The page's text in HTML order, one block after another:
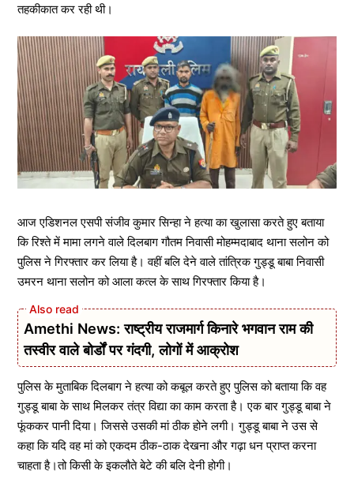
तहकीकात कर रही थी।
आज एडिशनल एसपी संजीव कुमार सिन्हा ने हत्या का खुलासा करते हुए बताया
कि रिश्ते में मामा लगने वाले दिलबाग गौतम निवासी मोहम्मदाबाद थाना सलोन को
पुलिस ने गिरफ्तार कर लिया है। वहीं बलि देने वाले तांत्रिक गुड्डू बाबा निवासी
उमरन थाना सलोन को आला कत्ल के साथ गिरफ्तार किया है।
Amethi News: राष्ट्रीय राजमार्ग किनारे भगवान राम की
तस्वीर वाले बोर्डों पर गंदगी, लोगों में आक्रोश
पुलिस के मुताबिक दिलबाग ने हत्या को कबूल करते हुए पुलिस को बताया कि वह
गुड्डू बाबा के साथ मिलकर तंत्र विद्या का काम करता है। एक बार गुड्डू बाबा ने
फूंककर पानी दिया। जिससे उसकी मां ठीक होने लगी। गुड्डू बाबा ने उस से
कहा कि यदि वह मां को एकदम ठीक-ठाक देखना और गढ़ा धन प्राप्त करना
चाहता है।तो किसी के इकलौते बेटे की बलि देनी होगी।